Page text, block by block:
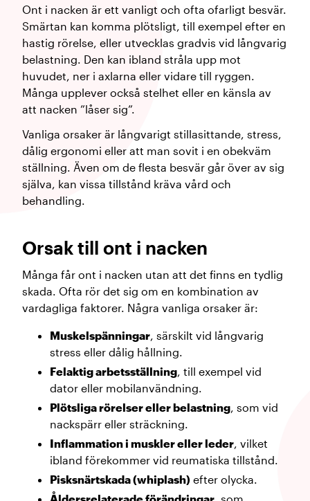
Ont i nacken är ett vanligt och ofta ofarligt besvär.
Smärtan kan komma plötsligt, till exempel efter en
hastig rörelse, eller utvecklas gradvis vid långvarig
belastning. Den kan ibland stråla upp mot
huvudet, ner i axlarna eller vidare till ryggen.
Många upplever också stelhet eller en känsla av
att nacken ”låser sig”.
Vanliga orsaker är långvarigt stillasittande, stress,
dålig ergonomi eller att man sovit i en obekväm
ställning. Även om de flesta besvär går över av sig
själva, kan vissa tillstånd kräva vård och
behandling.
Orsak till ont i nacken
Många får ont i nacken utan att det finns en tydlig
skada. Ofta rör det sig om en kombination av
vardagliga faktorer. Några vanliga orsaker är:
Muskelspänningar, särskilt vid långvarig
stress eller dålig hållning.
Felaktig arbetsställning, till exempel vid
dator eller mobilanvändning.
Plötsliga rörelser eller belastning, som vid
nackspärr eller sträckning.
Inflammation i muskler eller leder, vilket
ibland förekommer vid reumatiska tillstånd.
Pisksnärtskada (whiplash) efter olycka.